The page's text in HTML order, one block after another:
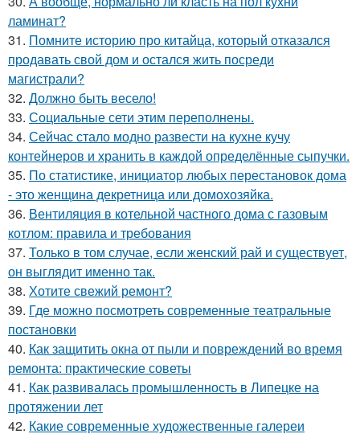
ламинат?
31. Помните историю про китайца, который отказался
продавать свой дом и остался жить посреди
магистрали?
32. Должно быть весело!
33. Социальные сети этим переполнены.
34. Сейчас стало модно развести на кухне кучу
контейнеров и хранить в каждой определённые сыпучки.
35. По статистике, инициатор любых перестановок дома
- это женщина декретница или домохозяйка.
36. Вентиляция в котельной частного дома с газовым
котлом: правила и требования
37. Только в том случае, если женский рай и существует,
он выглядит именно так.
38. Хотите свежий ремонт?
39. Где можно посмотреть современные театральные
постановки
40. Как защитить окна от пыли и повреждений во время
ремонта: практические советы
41. Как развивалась промышленность в Липецке на
протяжении лет
42. Какие современные художественные галереи